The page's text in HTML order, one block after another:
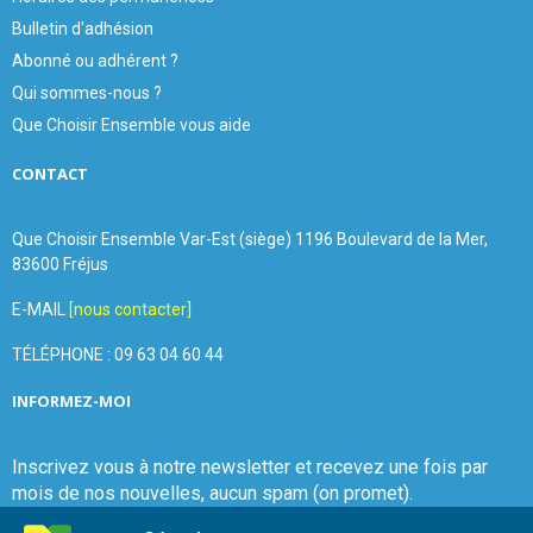
Bulletin d'adhésion
Abonné ou adhérent ?
Qui sommes-nous ?
Que Choisir Ensemble vous aide
CONTACT
Que Choisir Ensemble Var-Est (siège) 1196 Boulevard de la Mer,
83600 Fréjus
E-MAIL [nous contacter]
TÉLÉPHONE : 09 63 04 60 44
INFORMEZ-MOI
Inscrivez vous à notre newsletter et recevez une fois par
mois de nos nouvelles, aucun spam (on promet).